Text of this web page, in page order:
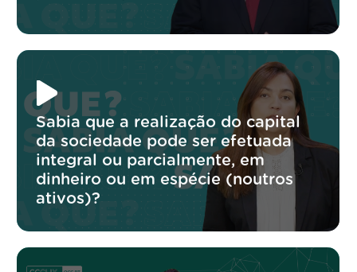
Sabia que a realização do capital
da sociedade pode ser efetuada
integral ou parcialmente, em
dinheiro ou em espécie (noutros
ativos)?